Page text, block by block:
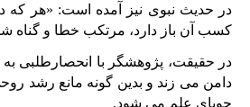
در حدیث نبوی نیز آمده است: «هر که
کسب آن باز دارد، مرتکب خطا و گناه
در حقیقت، پژوهشگر با انحصارطلبی به
دامن می زند و بدین گونه مانع رشد
جویای علم می شود.